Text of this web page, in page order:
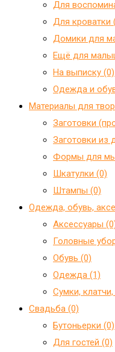
Для
Для кроватки
Домики для
Ещё для
На выписку (0)
Одежда и
Материалы для
Заготовки
Заготовки из
Формы для
Шкатулки (0)
Штампы (0)
Одежда, обувь,
Аксессуары
Головные
Обувь (0)
Одежда (1)
Сумки,
Свадьба (0)
Бутоньерки (0)
Для гостей (0)